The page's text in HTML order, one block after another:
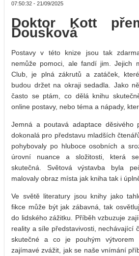
07:50:32 - 21/09/2025
Doktor Kott
Dousková
Postavy v této knize jsou tak
nemůže pomoci, ale fandí jim. Jejich
Club, je plná zákrutů a zatáček,
budou držet na okraji sedadla. Jako
často se ptám, co dělá knihu
online postavy, nebo téma a nápady,
Jemná a poutavá adaptace děsivého
dokonalá pro představu mladších
pohybovaly po hluboce osobních a
úrovní nuance a složitosti, která
skutečná. Světová výstavba byla
malovaly obraz místa jak kniha tak i
Ve světě literatury jsou knihy jako
fikce může být jak zábavná, tak
do lidského zážitku. Příběh vzbuzuje
reality a síle představivosti, nechávající
skutečné a co je pouhým výtvorem
zajímavé zvážit, jak se naše vnímání